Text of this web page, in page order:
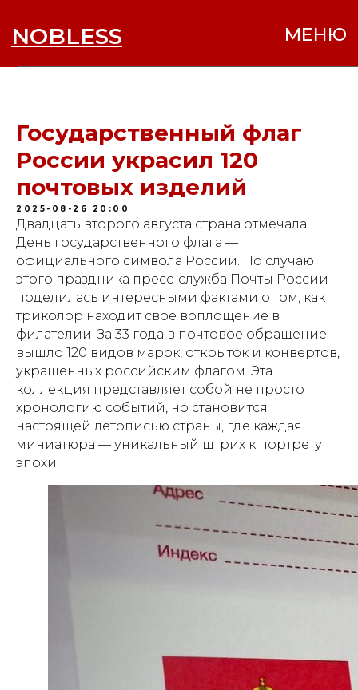
NOBLESS
Государственный флаг
России украсил 120
почтовых изделий
2025-08-26 20:00
Двадцать второго августа страна отмечала
День государственного флага —
официального символа России. По случаю
этого праздника пресс-служба Почты России
поделилась интересными фактами о том, как
триколор находит свое воплощение в
филателии. За 33 года в почтовое обращение
вышло 120 видов марок, открыток и конвертов,
украшенных российским флагом. Эта
коллекция представляет собой не просто
хронологию событий, но становится
настоящей летописью страны, где каждая
миниатюра — уникальный штрих к портрету
эпохи.